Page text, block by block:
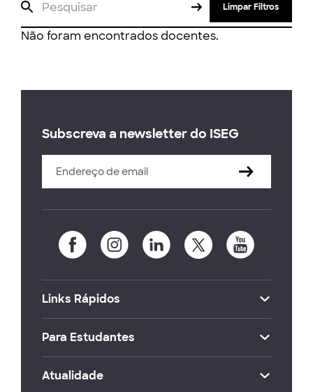
Limpar Filtros
Não foram encontrados docentes.
Subscreva a newsletter do ISEG
Links Rápidos
Para Estudantes
Atualidade